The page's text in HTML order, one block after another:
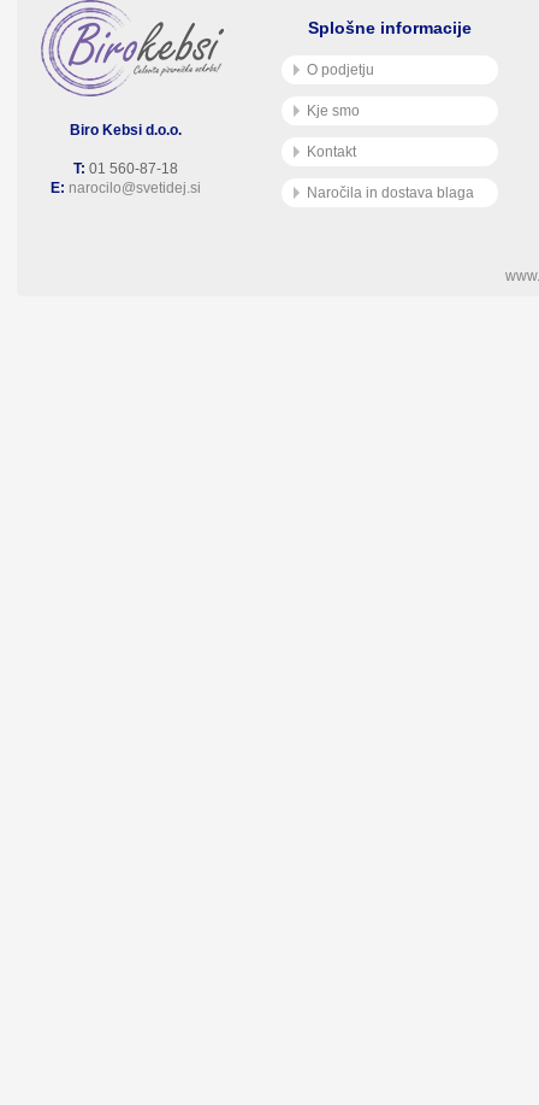
Biro Kebsi d.o.o.
T: 01 560-87-18
E: narocilo@svetidej.si
Splošne informacije
O podjetju
Kje smo
Kontakt
Naročila in dostava blaga